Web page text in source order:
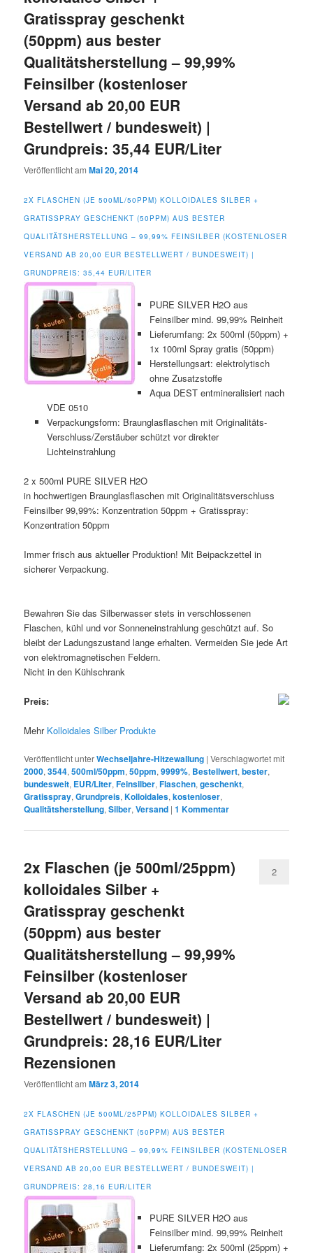
Gratisspray geschenkt
(50ppm) aus bester
Qualitätsherstellung – 99,99%
Feinsilber (kostenloser
Versand ab 20,00 EUR
Bestellwert / bundesweit) |
Grundpreis: 35,44 EUR/Liter
Veröffentlicht amMai 20, 2014
2X FLASCHEN (JE 500ML/50PPM) KOLLOIDALES SILBER +
GRATISSPRAY GESCHENKT (50PPM) AUS BESTER
QUALITÄTSHERSTELLUNG – 99,99% FEINSILBER (KOSTENLOSER
VERSAND AB 20,00 EUR BESTELLWERT / BUNDESWEIT) |
GRUNDPREIS: 35,44 EUR/LITER
PURE SILVER H2O aus
Feinsilber mind. 99,99% Reinheit
Lieferumfang: 2x 500ml (50ppm) +
1x 100ml Spray gratis (50ppm)
Herstellungsart: elektrolytisch
ohne Zusatzstoffe
Aqua DEST entmineralisiert nach
VDE 0510
Verpackungsform: Braunglasflaschen mit Originalitäts-
Verschluss/Zerstäuber schützt vor direkter
Lichteinstrahlung
2 x 500ml PURE SILVER H2O
in hochwertigen Braunglasflaschen mit Originalitätsverschluss
Feinsilber 99,99%: Konzentration 50ppm + Gratisspray:
Konzentration 50ppm
Immer frisch aus aktueller Produktion! Mit Beipackzettel in
sicherer Verpackung.
Bewahren Sie das Silberwasser stets in verschlossenen
Flaschen, kühl und vor Sonneneinstrahlung geschützt auf. So
bleibt der Ladungszustand lange erhalten. Vermeiden Sie jede Art
von elektromagnetischen Feldern.
Nicht in den Kühlschrank
Preis:
Mehr Kolloidales Silber Produkte
Veröffentlicht unterWechseljahre-Hitzewallung |Verschlagwortet mit
2000,3544,500ml/50ppm,50ppm,9999%, Bestellwert,bester,
bundesweit, EUR/Liter,Feinsilber,Flaschen,geschenkt,
Gratisspray,Grundpreis,Kolloidales,kostenloser,
Qualitätsherstellung,Silber,Versand |1 Kommentar
2x Flaschen (je 500ml/25ppm)
kolloidales Silber +
Gratisspray geschenkt
(50ppm) aus bester
Qualitätsherstellung – 99,99%
Feinsilber (kostenloser
Versand ab 20,00 EUR
Bestellwert / bundesweit) |
Grundpreis: 28,16 EUR/Liter
Rezensionen
Veröffentlicht amMärz 3, 2014
2
2X FLASCHEN (JE 500ML/25PPM) KOLLOIDALES SILBER +
GRATISSPRAY GESCHENKT (50PPM) AUS BESTER
QUALITÄTSHERSTELLUNG – 99,99% FEINSILBER (KOSTENLOSER
VERSAND AB 20,00 EUR BESTELLWERT / BUNDESWEIT) |
GRUNDPREIS: 28,16 EUR/LITER
PURE SILVER H2O aus
Feinsilber mind. 99,99% Reinheit
Lieferumfang: 2x 500ml (25ppm) +